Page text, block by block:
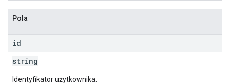
Pola
id
string
Identyfikator użytkownika.